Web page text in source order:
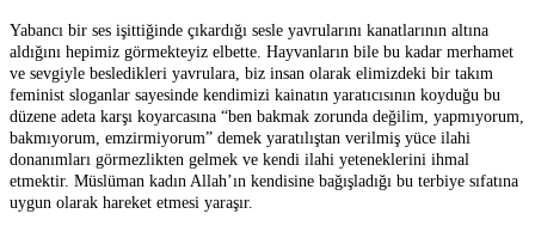
Yabancı bir ses işittiğinde çıkardığı sesle yavrularını kanatlarının altına
aldığını hepimiz görmekteyiz elbette. Hayvanların bile bu kadar merhamet
ve sevgiyle besledikleri yavrulara, biz insan olarak elimizdeki bir takım
feminist sloganlar sayesinde kendimizi kainatın yaratıcısının koyduğu bu
düzene adeta karşı koyarcasına “ben bakmak zorunda değilim, yapmıyorum,
bakmıyorum, emzirmiyorum” demek yaratılıştan verilmiş yüce ilahi
donanımları görmezlikten gelmek ve kendi ilahi yeteneklerini ihmal
etmektir. Müslüman kadın Allah’ın kendisine bağışladığı bu terbiye sıfatına
uygun olarak hareket etmesi yaraşır.